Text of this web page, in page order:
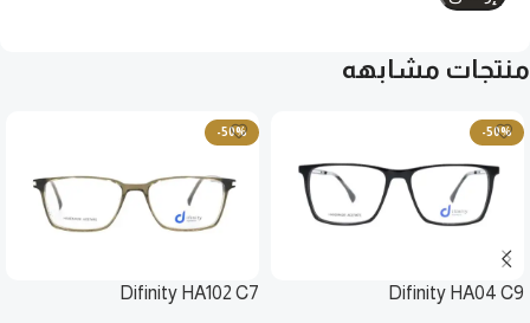
منتجات مشابهه
-50%
Difinity HA04 C9
-50%
Difinity HA102 C7